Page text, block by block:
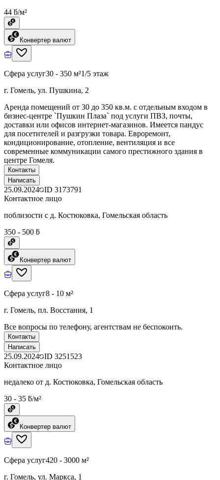
44 ƃ/м²
Конвертер валют
Сфера услуг30 - 350 м²1/5 этаж
г. Гомель, ул. Пушкина, 2
Аренда помещений от 30 до 350 кв.м. с отдельным входом в
бизнес-центре `Пушкин Плаза` под услуги ПВЗ, почты,
доставки или офисов интернет-магазинов. Имеется пандус
для посетителей и разгрузки товара. Евроремонт,
кондиционирование, отопление, вентиляция и все
современные коммуникации самого престижного здания в
центре Гомеля.
Контакты
Написать
25.09.2024 ID 3173791
Контактное лицо
поблизости с д. Костюковка, Гомельская область
350 - 500 ƃ
Конвертер валют
Сфера услуг8 - 10 м²
г. Гомель, пл. Восстания, 1
Все вопросы по телефону, агентствам не беспокоить.
Контакты
Написать
25.09.2024 ID 3251523
Контактное лицо
недалеко от д. Костюковка, Гомельская область
30 - 35 ƃ/м²
Конвертер валют
Сфера услуг420 - 3000 м²
г. Гомель, ул. Маркса, 1